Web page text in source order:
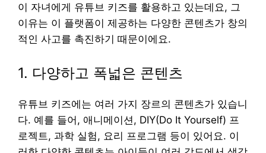
이 자녀에게 유튜브 키즈를 활용하고 있는데요, 그
이유는 이 플랫폼이 제공하는 다양한 콘텐츠가 창의
적인 사고를 촉진하기 때문이에요.
1. 다양하고 폭넓은 콘텐츠
유튜브 키즈에는 여러 가지 장르의 콘텐츠가 있습니
다. 예를 들어, 애니메이션, DIY(Do It Yourself) 프
로젝트, 과학 실험, 요리 프로그램 등이 있어요. 이